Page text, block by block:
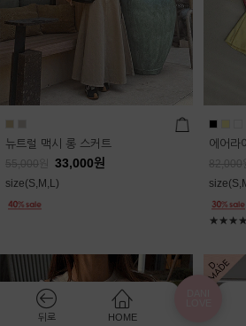
뉴트럴 맥시 롱 스커트
55,000 33,000원
size(S,M,L)
에어라
82,000
뒤로 HOME